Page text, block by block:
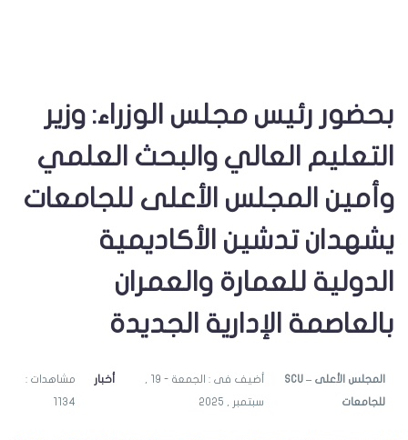
بحضور رئيس مجلس الوزراء: وزير
التعليم العالي والبحث العلمي
وأمين المجلس الأعلى للجامعات
يشهدان تدشين الأكاديمية
الدولية للعمارة والعمران
بالعاصمة الإدارية الجديدة
SCU – المجلس الأعلى
للجامعات سبتمبر , 2025
أخبار مشاهدات :
1134